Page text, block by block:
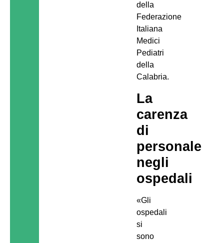
della
Federazione
Italiana
Medici
Pediatri
della
Calabria.
La
carenza
di
personale
negli
ospedali
«Gli
ospedali
si
sono